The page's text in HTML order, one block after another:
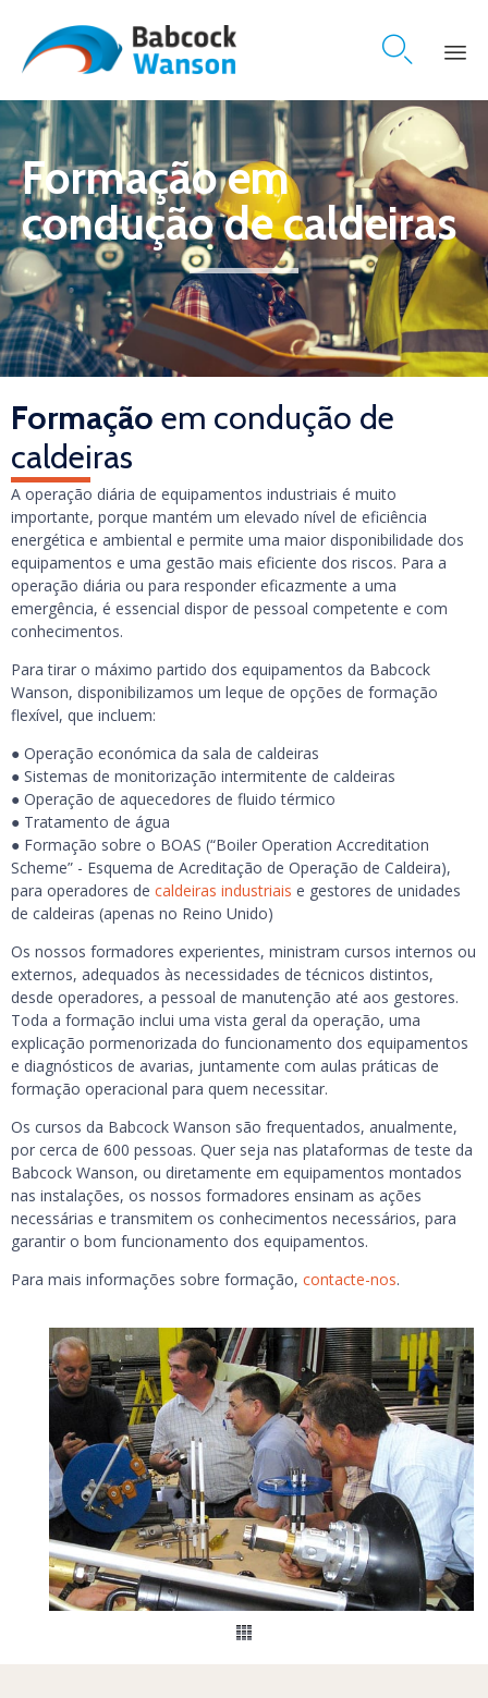

Skip
content
Formação em
condução de caldeiras
Formação em condução de
caldeiras
A operação diária de equipamentos industriais é muito
importante, porque mantém um elevado nível de eficiência
energética e ambiental e permite uma maior disponibilidade dos
equipamentos e uma gestão mais eficiente dos riscos. Para a
operação diária ou para responder eficazmente a uma
emergência, é essencial dispor de pessoal competente e com
conhecimentos.
Para tirar o máximo partido dos equipamentos da Babcock
Wanson, disponibilizamos um leque de opções de formação
flexível, que incluem:
● Operação económica da sala de caldeiras
● Sistemas de monitorização intermitente de caldeiras
● Operação de aquecedores de fluido térmico
● Tratamento de água
● Formação sobre o BOAS (“Boiler Operation Accreditation
Scheme” - Esquema de Acreditação de Operação de Caldeira),
para operadores de caldeiras industriais e gestores de unidades
de caldeiras (apenas no Reino Unido)
Os nossos formadores experientes, ministram cursos internos ou
externos, adequados às necessidades de técnicos distintos,
desde operadores, a pessoal de manutenção até aos gestores.
Toda a formação inclui uma vista geral da operação, uma
explicação pormenorizada do funcionamento dos equipamentos
e diagnósticos de avarias, juntamente com aulas práticas de
formação operacional para quem necessitar.
Os cursos da Babcock Wanson são frequentados, anualmente,
por cerca de 600 pessoas. Quer seja nas plataformas de teste da
Babcock Wanson, ou diretamente em equipamentos montados
nas instalações, os nossos formadores ensinam as ações
necessárias e transmitem os conhecimentos necessários, para
garantir o bom funcionamento dos equipamentos.
Para mais informações sobre formação, contacte-nos.